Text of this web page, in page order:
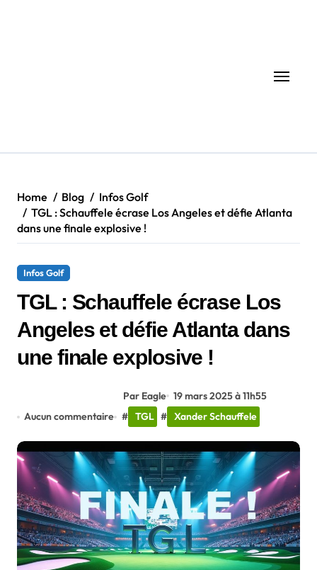
Home Blog
Infos Golf
TGL : Schauffele écrase Los Angeles et défie Atlanta
dans une finale explosive !
Infos Golf
TGL : Schauffele écrase Los
Angeles et défie Atlanta dans
une finale explosive !
Par Eagle 19 mars 2025 à 11h55
Aucun commentaire # TGL # Xander Schauffele